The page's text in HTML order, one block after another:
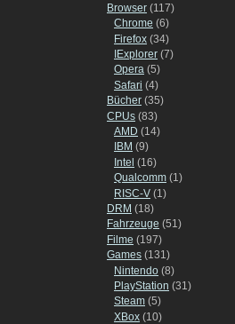
Browser (117)
Chrome (6)
Firefox (34)
IExplorer (7)
Opera (5)
Safari (4)
Bücher (35)
CPUs (83)
AMD (14)
IBM (9)
Intel (16)
Qualcomm (1)
RISC-V (1)
DRM (18)
Fahrzeuge (51)
Filme (197)
Games (131)
Nintendo (8)
PlayStation (31)
Steam (5)
XBox (10)